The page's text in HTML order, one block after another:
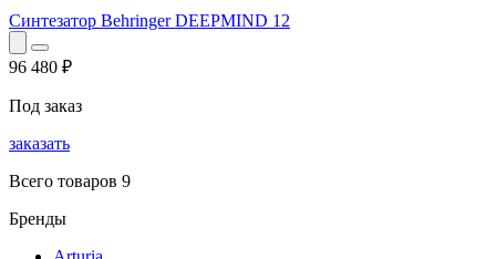
Синтезатор Behringer DEEPMIND 12
96 480 ₽
Под заказ
заказать
Всего товаров 9
Бренды